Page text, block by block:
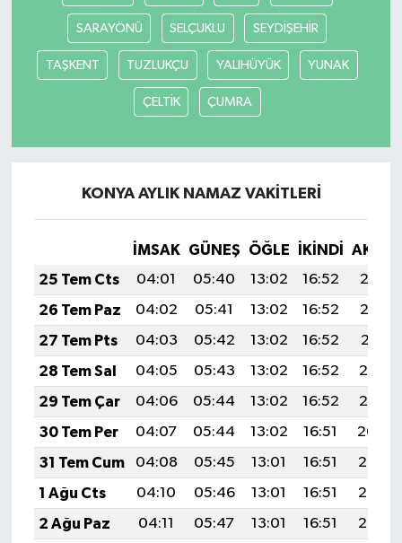
SARAYÖNÜ SELÇUKLU SEYDİŞEHİR
TAŞKENT TUZLUKÇU YALIHÜYÜK YUNAK
ÇELTİK ÇUMRA
KONYA AYLIK NAMAZ VAKITLERI
İMSAK GÜNEŞ ÖĞLE İKINDI
25 Tem Cts
04:01 05:40 13:02 16:52
20:13
26 Tem Paz
04:02 05:41 13:02 16:52
20:12
27 Tem Pts
04:03 05:42 13:02 16:52
20:11
28 Tem Sal
04:05 05:43 13:02 16:52
20:10
29 Tem Çar
04:06 05:44 13:02 16:52
20:10
30 Tem Per
04:07 05:44 13:02 16:51
20:09
31 Tem Cum
04:08 05:45 13:01 16:51
20:08
1 Ağu Cts
04:10 05:46 13:01 16:51
20:07
2 Ağu Paz
04:11 05:47 13:01 16:51
20:06